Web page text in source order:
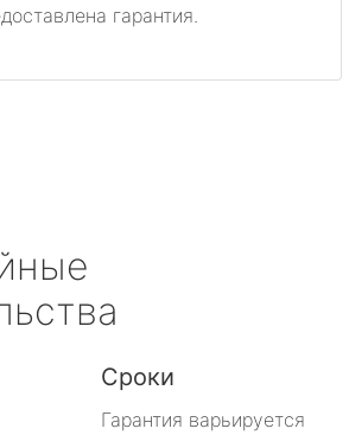
гарантия.
Сроки
Гарантия варьируется